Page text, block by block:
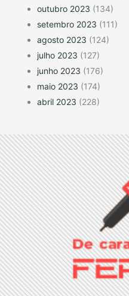
outubro 2023 (134)
setembro 2023 (111)
agosto 2023 (124)
julho 2023 (127)
junho 2023 (176)
maio 2023 (174)
abril 2023 (228)